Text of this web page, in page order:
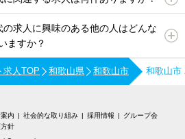
求人に興味のある他の人はどんな
ますか？
求人TOP 和歌山県 和歌山市 和歌山市
内 社会的な取り組み 採用情報
グループ会
針